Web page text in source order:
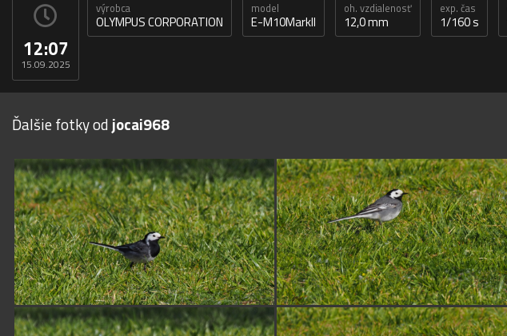
12:07
15.09.2025
výrobca
OLYMPUS CORPORATION
model
E-M10MarkII
oh. vzdialenosť
12,0 mm
exp. čas
1/160 s
Ďalšie fotky odjocai968